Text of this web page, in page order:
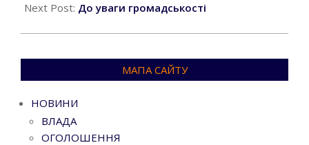
Next Post: До уваги громадськості
МАПА САЙТУ
НОВИНИ
ВЛАДА
ОГОЛОШЕННЯ